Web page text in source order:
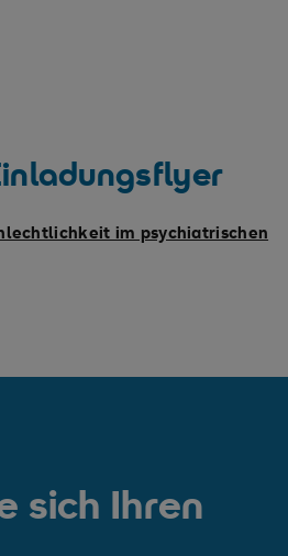
im psychiatrischen
sich Ihren